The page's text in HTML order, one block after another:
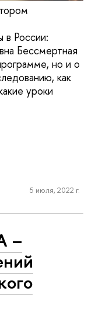
в России:
Бессмертная
но и о
как
уроки
5 июля, 2022 г.
–